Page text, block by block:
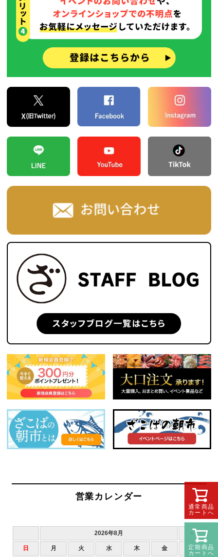
通常商品
カートへ
定期商品
カートへ
営業カレンダー